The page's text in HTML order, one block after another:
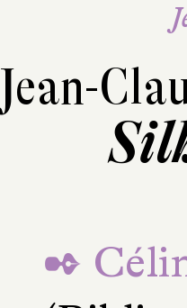
Jean-
✒